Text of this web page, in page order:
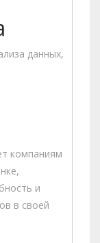
данных,
компаниям
и
в своей